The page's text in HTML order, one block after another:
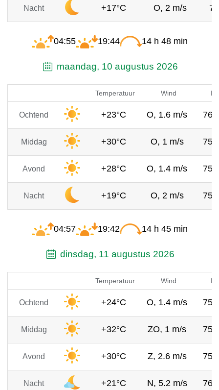
Nacht +17°C O, 2 m/s
04:55 19:44 14 h 48 min
maandag, 10 augustus 2026
Temperatuur Wind
Ochtend +23°C O, 1.6 m/s
Middag +30°C O, 1 m/s
Avond +28°C O, 1.4 m/s
Nacht +19°C O, 2 m/s
04:57 19:42 14 h 45 min
dinsdag, 11 augustus 2026
Temperatuur Wind
Ochtend +24°C O, 1.4 m/s
Middag +32°C ZO, 1 m/s
Avond +30°C Z, 2.6 m/s
Nacht +21°C N, 5.2 m/s